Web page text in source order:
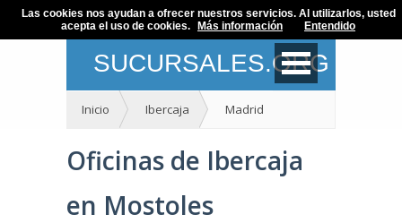
SUCURSALES.ORG
Inicio Ibercaja Madrid
Oficinas de Ibercaja
en Mostoles
Las cookies nos ayudan a ofrecer nuestros servicios. Al utilizarlos, usted
acepta el uso de cookies.
Más información Entendido